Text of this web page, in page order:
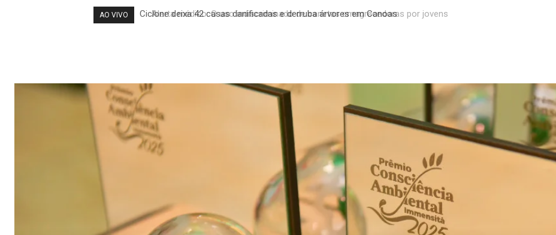
AO VIVO Alerta médico: O uso indiscriminado de canetas emagrecedoras por jovens